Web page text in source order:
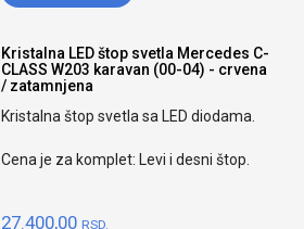
Kristalna LED štop svetla Mercedes C-
CLASS W203 karavan (00-04) - crvena
/ zatamnjena
Kristalna štop svetla sa LED diodama.
Cena je za komplet: Levi i desni štop.
27.400,00 RSD.